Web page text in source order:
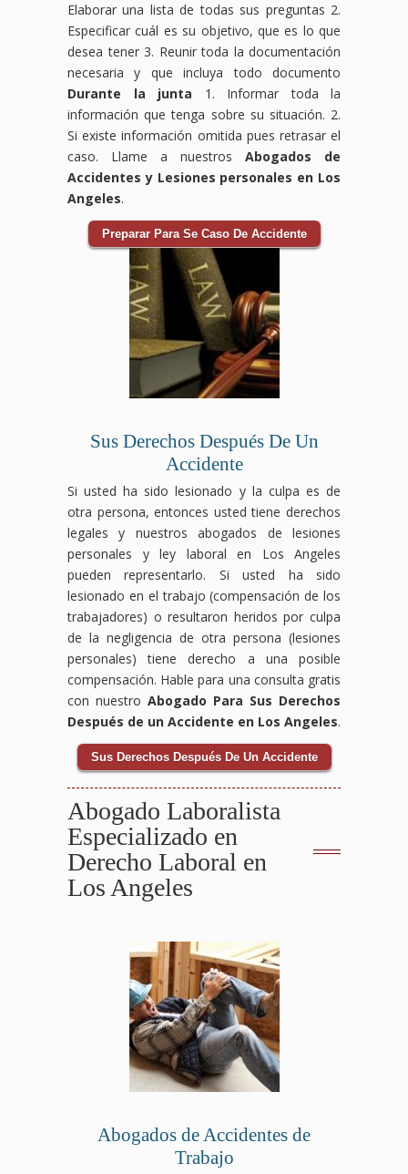
Elaborar una lista de todas sus preguntas 2.
Especificar cuál es su objetivo, que es lo que
desea tener 3. Reunir toda la documentación
necesaria y que incluya todo documento
Durante la junta 1. Informar toda la
información que tenga sobre su situación. 2.
Si existe información omitida pues retrasar el
caso. Llame a nuestros Abogados de
Accidentes y Lesiones personales en Los
Angeles.
Preparar Para Se Caso De Accidente
Sus Derechos Después De Un
Accidente
Si usted ha sido lesionado y la culpa es de
otra persona, entonces usted tiene derechos
legales y nuestros abogados de lesiones
personales y ley laboral en Los Angeles
pueden representarlo. Si usted ha sido
lesionado en el trabajo (compensación de los
trabajadores) o resultaron heridos por culpa
de la negligencia de otra persona (lesiones
personales) tiene derecho a una posible
compensación. Hable para una consulta gratis
con nuestro Abogado Para Sus Derechos
Después de un Accidente en Los Angeles.
Sus Derechos Después De Un Accidente
Abogado Laboralista
Especializado en
Derecho Laboral en
Los Angeles
Abogados de Accidentes de
Trabajo